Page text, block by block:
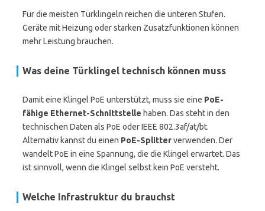
Für die meisten Türklingeln reichen die unteren Stufen.
Geräte mit Heizung oder starken Zusatzfunktionen können
mehr Leistung brauchen.
Was deine Türklingel technisch können muss
Damit eine Klingel PoE unterstützt, muss sie eine PoE-
fähige Ethernet-Schnittstelle haben. Das steht in den
technischen Daten als PoE oder IEEE 802.3af/at/bt.
Alternativ kannst du einen PoE-Splitterverwenden. Der
wandelt PoE in eine Spannung, die die Klingel erwartet. Das
ist sinnvoll, wenn die Klingel selbst kein PoE versteht.
Welche Infrastruktur du brauchst